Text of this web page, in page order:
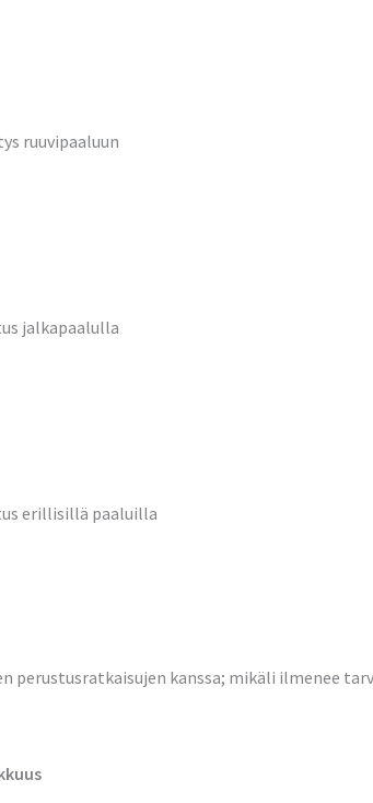
ruuvipaaluun
jalkapaalulla
erillisillä paaluilla
perustusratkaisujen kanssa; mikäli ilmenee